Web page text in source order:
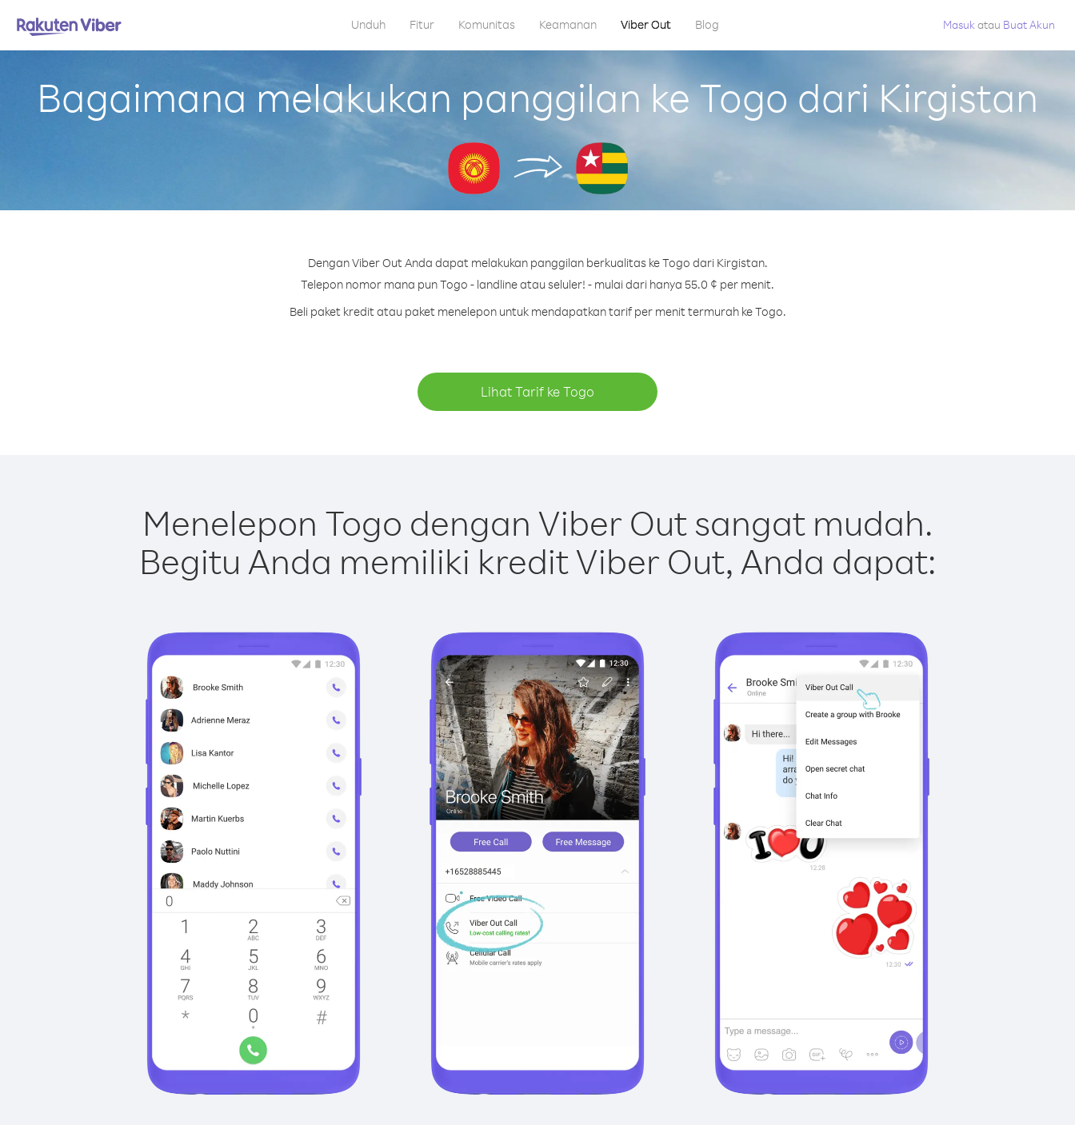
Unduh Fitur Komunitas Keamanan Viber Out Blog Masuk atau Buat Akun
Bagaimana melakukan panggilan ke Togo dari Kirgistan
Dengan Viber Out Anda dapat melakukan panggilan berkualitas ke Togo dari Kirgistan.
Telepon nomor mana pun Togo - landline atau seluler! - mulai dari hanya 55.0 ¢ per menit.
Beli paket kredit atau paket menelepon untuk mendapatkan tarif per menit termurah ke Togo.
Lihat Tarif ke Togo
Menelepon Togo dengan Viber Out sangat mudah.
Begitu Anda memiliki kredit Viber Out, Anda dapat: